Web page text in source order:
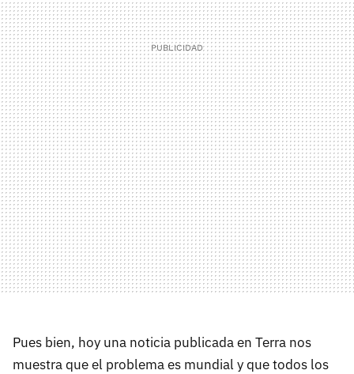
Pues bien, hoy una noticia publicada en Terra nos
muestra que el problema es mundial y que todos los